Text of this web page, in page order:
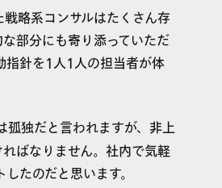
略系コンサルはたくさん存
部分にも寄り添っていただ
指針を1人1人の担当者が体
孤独だと言われますが、非上
ばなりません。社内で気軽
たのだと思います。